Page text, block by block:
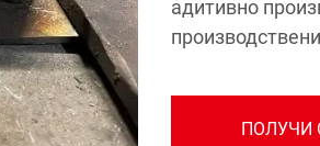
адитивно
ПОЛУЧИ